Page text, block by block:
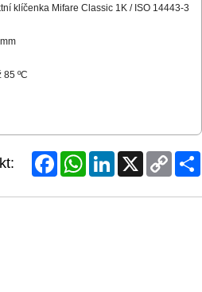
klíčenka Mifare Classic 1K / ISO 14443-3
ºC
FacebookWhatsAppLinkedInX
Copy
Link